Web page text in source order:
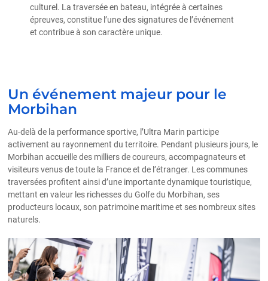
culturel. La traversée en bateau, intégrée à certaines
épreuves, constitue l’une des signatures de l’événement
et contribue à son caractère unique.
Un événement majeur pour le
Morbihan
Au-delà de la performance sportive, l’Ultra Marin participe
activement au rayonnement du territoire. Pendant plusieurs jours, le
Morbihan accueille des milliers de coureurs, accompagnateurs et
visiteurs venus de toute la France et de l’étranger. Les communes
traversées profitent ainsi d’une importante dynamique touristique,
mettant en valeur les richesses du Golfe du Morbihan, ses
producteurs locaux, son patrimoine maritime et ses nombreux sites
naturels.